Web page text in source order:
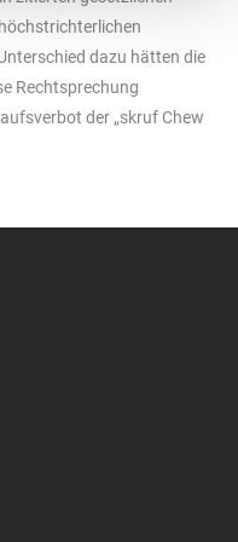
dazu hätten die
Rechtsprechung
der „skruf Chew